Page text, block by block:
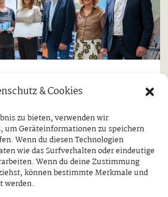
& Cookies
zu bieten, verwenden wir
um Geräteinformationen zu speichern
Wenn du diesen Technologien
wie das Surfverhalten oder eindeutige
Wenn du deine Zustimmung
können bestimmte Merkmale und
werden.
Monats“ kommt aus
ERHIELT
DURCH ARBEITS- UND
ASTRID MAIR